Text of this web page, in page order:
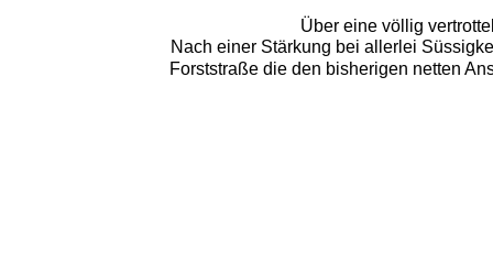
Über eine völlig
Nach einer Stärkung bei allerlei
Forststraße die den bisherigen netten